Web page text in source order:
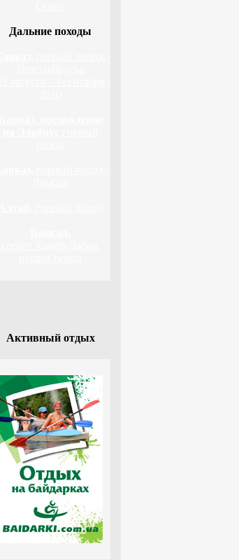
Дальние походы
Активный отдых